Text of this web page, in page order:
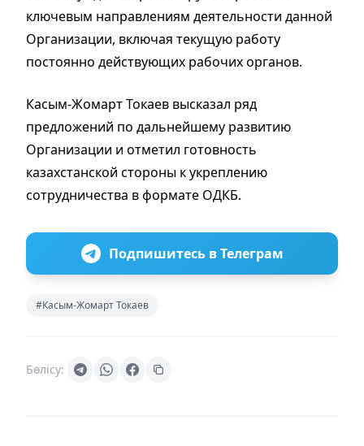
ключевым направлениям деятельности данной
Организации, включая текущую работу
постоянно действующих рабочих органов.
Касым-Жомарт Токаев высказал ряд
предложений по дальнейшему развитию
Организации и отметил готовность
казахстанской стороны к укреплению
сотрудничества в формате ОДКБ.
Подпишитесь в Телеграм
#Касым-Жомарт Токаев
Бөлісу: